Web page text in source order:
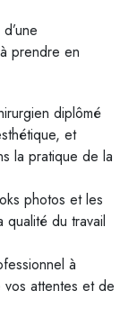
prendre en
diplômé
et
la pratique de la
photos et les
du travail
à
vos attentes et de